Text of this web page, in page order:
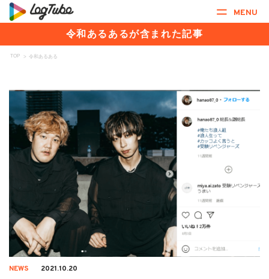
MENU
令和あるあるが含まれた記事
TOP > 令和あるある
NEWS 2021.10.20